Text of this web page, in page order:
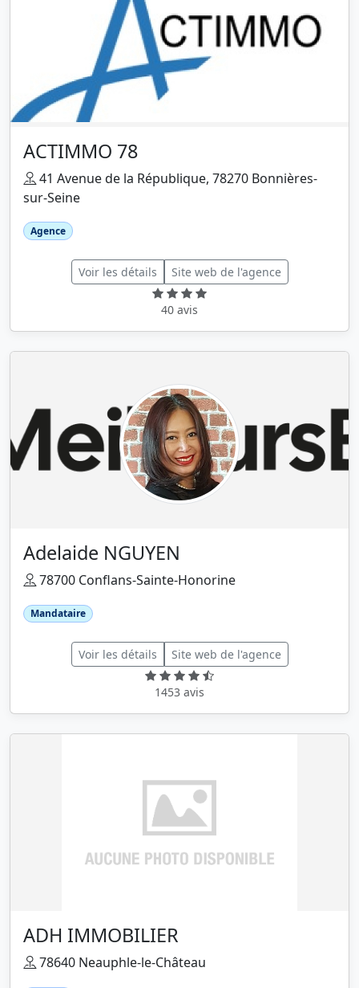
ACTIMMO 78
41 Avenue de la République, 78270 Bonnières-
sur-Seine
Agence
Voir les détails Site web de l'agence
40 avis
Adelaide NGUYEN
78700 Conflans-Sainte-Honorine
Mandataire
Voir les détails Site web de l'agence
1453 avis
ADH IMMOBILIER
78640 Neauphle-le-Château